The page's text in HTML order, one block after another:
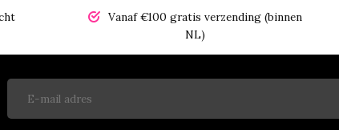
Vanaf €100 gratis verzending (binnen
NL)